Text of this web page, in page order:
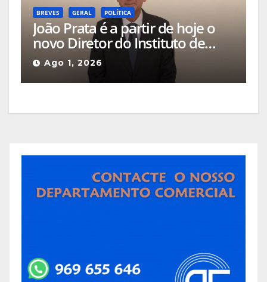
BREVES GERAL POLÍTICA
João Prata é a partir de hoje o
novo Diretor do Instituto de
Emprego e Formação
Profissional da Guarda
Ago 1, 2026